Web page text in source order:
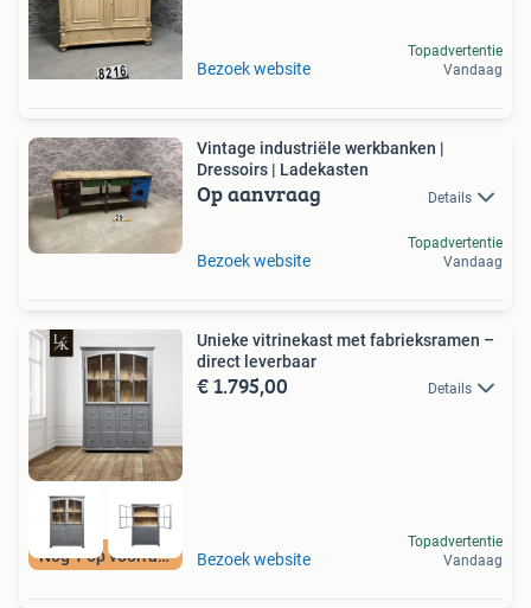
Bezoek website
Topadvertentie
Vandaag
Vintage industriële werkbanken |
Dressoirs | Ladekasten
Op aanvraag Details
Bezoek website
Topadvertentie
Vandaag
Nog 1 op voorraad
Unieke vitrinekast met fabrieksramen –
direct leverbaar
€ 1.795,00 Details
Bezoek website
Topadvertentie
Vandaag